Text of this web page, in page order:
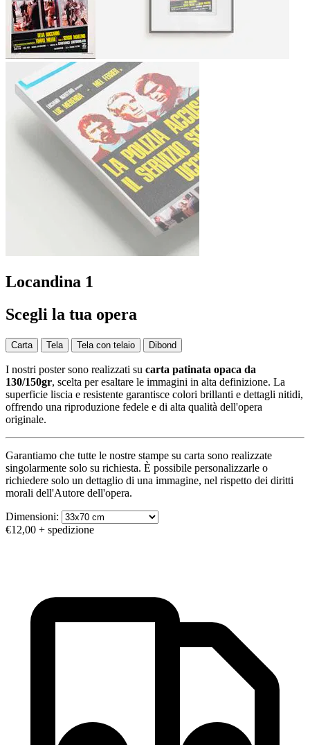
Locandina 1
Scegli la tua opera
Carta Tela Tela con telaio Dibond
I nostri poster sono realizzati su carta patinata opaca da
130/150gr, scelta per esaltare le immagini in alta definizione. La
superficie liscia e resistente garantisce colori brillanti e dettagli nitidi,
offrendo una riproduzione fedele e di alta qualità dell'opera
originale.
Garantiamo che tutte le nostre stampe su carta sono realizzate
singolarmente solo su richiesta. È possibile personalizzarle o
richiedere solo un dettaglio di una immagine, nel rispetto dei diritti
morali dell'Autore dell'opera.
Dimensioni:
€12,00 + spedizione